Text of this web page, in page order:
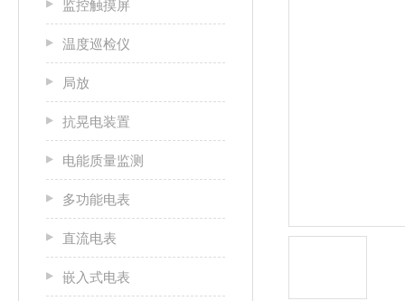
监控触摸屏
温度巡检仪
局放
抗晃电装置
电能质量监测
多功能电表
直流电表
嵌入式电表